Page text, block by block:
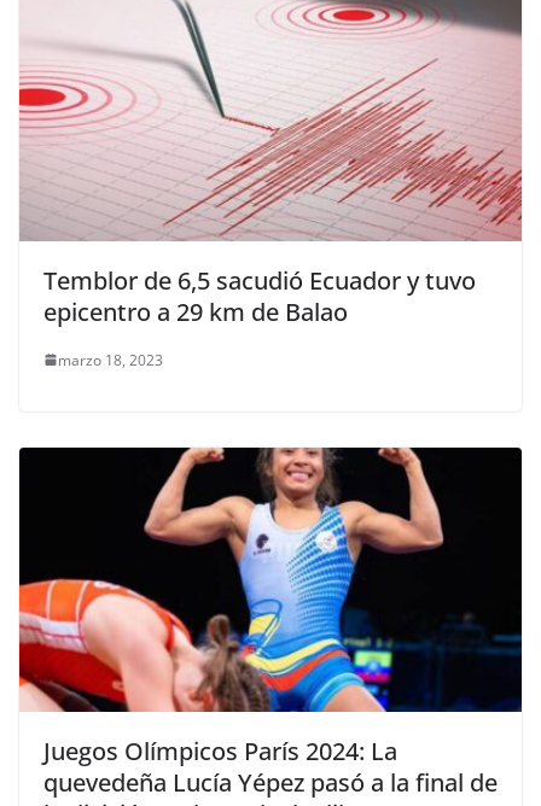
Temblor de 6,5 sacudió Ecuador y tuvo
epicentro a 29 km de Balao
marzo 18, 2023
Juegos Olímpicos París 2024: La
quevedeña Lucía Yépez pasó a la final de